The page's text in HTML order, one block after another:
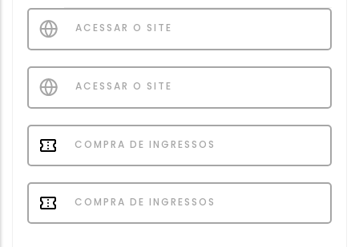
ACESSAR O SITE
ACESSAR O SITE
COMPRA DE INGRESSOS
COMPRA DE INGRESSOS